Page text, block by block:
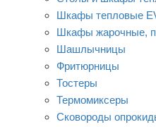
Шкафы тепловые
Шкафы жарочные,
Шашлычницы
Фритюрницы
Тостеры
Термомиксеры
Сковороды